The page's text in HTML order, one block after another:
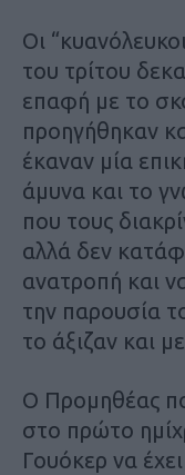
Οι
του τρίτου
επαφή με το
προηγήθηκαν
έκαναν μία
άμυνα και το
που τους
αλλά δεν
ανατροπή και
την παρουσία
το άξιζαν και
Ο Προμηθέας
στο πρώτο
Γουόκερ να